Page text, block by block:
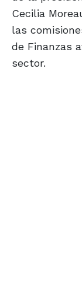
Cecilia
las
de Finanzas
sector.